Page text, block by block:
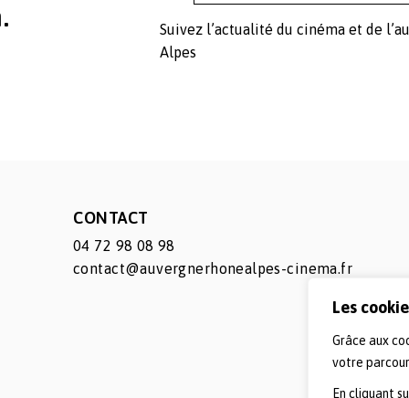
Les
Grâce aux
votre
En cliquant
Suivez l’actualité du cinéma et de
Alpes
CONTACT
04 72 98 08 98
contact@auvergnerhonealpes-cinema.fr